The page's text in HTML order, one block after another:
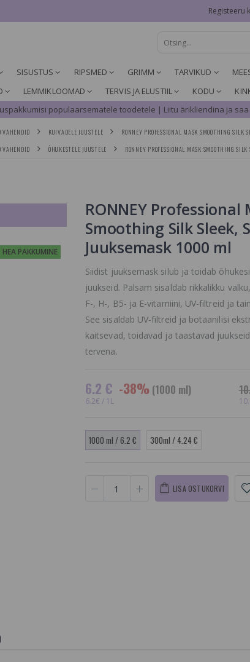
Registeeru
SISUSTUS RIPSMED GRIMM TARVIKUD
LEMMIKLOOMAD TERVIS JA ELUSTIIL KODU
populaarsematele toodetele | Liitu ärikliendina ja
VAHENDID KUIVADELE JUUSTELE
RONNEY PROFESSIONAL MASK SMOOTHING SILK
VAHENDID ÕHUKESTELE JUUSTELE RONNEY PROFESSIONAL MASK SMOOTHING
HEA PAKKUMINE
RONNEY Professional
Smoothing Silk Sleek,
Juuksemask 1000 ml
Siidist juuksemask silub ja toidab
juukseid. Palsam sisaldab rikkalikku
F-, H-, B5- ja E-vitamiini, UV-filtreid ja
See sisaldab UV-filtreid ja botaanilisi
kaitsevad, toidavad ja taastavad
tervena.
6.2 € -38% (1000 ml)
6.2€ / 1L
1000 ml / 6.2 € 300ml / 4.24 €
LISA OSTUKORVI